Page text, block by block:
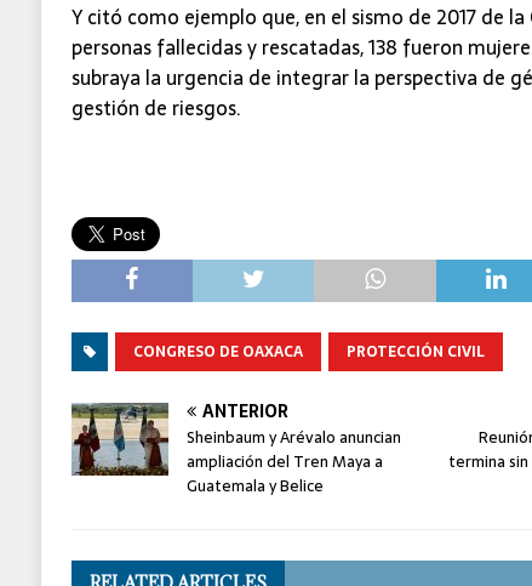
Y citó como ejemplo que, en el sismo de 2017 de
personas fallecidas y rescatadas, 138 fueron
subraya la urgencia de integrar la perspectiva de
gestión de riesgos.
CONGRESO DE OAXACA PROTECCIÓN CIVIL
ANTERIOR
Sheinbaum y Arévalo anuncian
ampliación del Tren Maya a
Guatemala y Belice
termina